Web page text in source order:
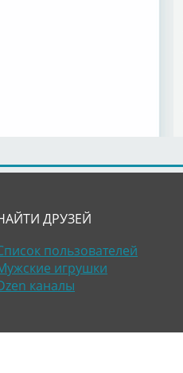
ДРУЗЕЙ
пользователей
игрушки
каналы